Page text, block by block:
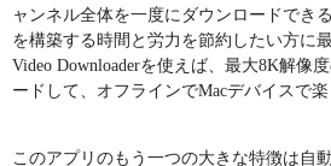
ャンネル全体を一度にダウンロードでき
を構築する時間と労力を節約したい方に
Video Downloaderを使えば、最大8K解像
ードして、オフラインでMacデバイスで楽
このアプリのもう一つの大きな特徴は自